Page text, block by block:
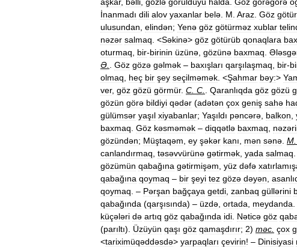
İnanmadı dili alov yaxanlar belə M Araz Göz
ulusundan elindən; Yenə göz götürməz xublar
nəzər salmaq . <Səkinə> göz götürüb qonaqlara
oturmaq
bir-birinin üzünə gözünə baxmaq
Ə
Göz gözə gəlmək – baxışları qarşılaşmaq bir-
olmaq
heç bir şey seçilməmək . <Şahmar bəy:>
ver, göz gözü görmür. C C Qaranlıqda göz gözü
gözün görə bildiyi qədər (adətən çox geniş sahə
gülümsər yaşıl xiyabanlar; Yaşıldı pəncərə balkon
baxmaq Göz kəsməmək – diqqətlə baxmaq
gözündən; Müştaqəm ey şəkər kanı mən sənə M
canlandırmaq təsəvvürünə gətirmək yada salmaq
gözümün qabağına gətirmişəm yüz dəfə
qabağına qoymaq – bir şeyi tez gözə dəyən
qoymaq . – Pərşan bağçaya getdi zanbaq güllərini
qabağında (qarşısında) – üzdə ortada meydanda
küçələri də artıq göz qabağında idi Nəticə göz
(parıltı). Üzüyün qaşı göz qamaşdırır; 2) məc çox
<tariximüqəddəsdə> yarpaqları çevirin! – Dinisiyasi